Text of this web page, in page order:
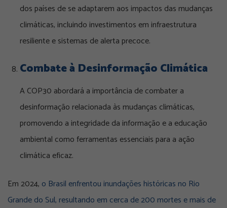
dos países de se adaptarem aos impactos das mudanças
climáticas, incluindo investimentos em infraestrutura
resiliente e sistemas de alerta precoce.
Combate à Desinformação Climática
A COP30 abordará a importância de combater a
desinformação relacionada às mudanças climáticas,
promovendo a integridade da informação e a educação
ambiental como ferramentas essenciais para a ação
climática eficaz.
Em 2024, o Brasil enfrentou inundações históricas no Rio
Grande do Sul, resultando em cerca de 200 mortes e mais de